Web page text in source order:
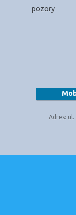
pozory
Adres: